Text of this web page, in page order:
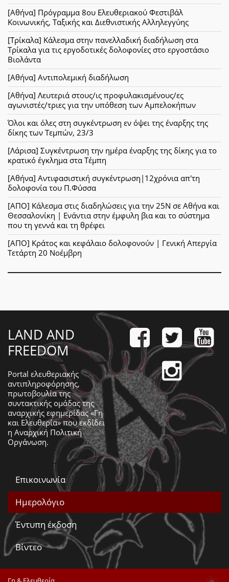
[Αθήνα] Πρόγραμμα 8ου Ελευθεριακού Φεστιβάλ
Κοινωνικής, Ταξικής και Διεθνιστικής Αλληλεγγύης
[Τρίκαλα] Κάλεσμα στην πανελλαδική διαδήλωση στα
Τρίκαλα για τις εργοδοτικές δολοφονίες στο εργοστάσιο
Βιολάντα
[Αθήνα] Αντιπολεμική διαδήλωση
[Αθήνα] Λευτεριά στους/ις προφυλακισμένους/ες
αγωνιστές/τριες για την υπόθεση των Αμπελοκήπων
Όλοι και όλες στη συγκέντρωση εν όψει της έναρξης της
δίκης των Τεμπών, 23/3
[Λάρισα] Συγκέντρωση την ημέρα έναρξης της δίκης για το
κρατικό έγκλημα στα Τέμπη
[Αθήνα] Αντιφασιστική συγκέντρωση|12χρόνια απ'τη
δολοφονία του Π.Φύσσα
[ΑΠΟ] Κάλεσμα στις διαδηλώσεις για την 25Ν σε Αθήνα και
Θεσσαλονίκη | Ενάντια στην έμφυλη βια και το σύστημα
που τη γεννά και τη θρέφει
[ΑΠΟ] Κράτος και κεφάλαιο δολοφονούν | Γενική Απεργία
Τετάρτη 20 Νοέμβρη
LAND AND
FREEDOM
Portal ελευθεριακής
αντιπληροφόρησης,
πρωτοβουλία της
συντακτικής ομάδας της
αναρχικής εφημερίδας «Γη
και Ελευθερία» που εκδίδει
η Αναρχική Πολιτική
Οργάνωση.
Επικοινωνία
Ημερολόγιο
Έντυπη έκδοση
Βίντεο